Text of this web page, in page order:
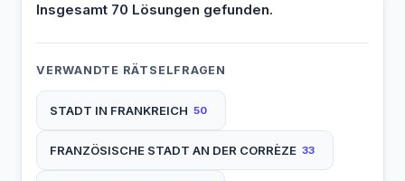
Insgesamt 70 Lösungen gefunden.
VERWANDTE RÄTSELFRAGEN
STADT IN FRANKREICH 50
FRANZÖSISCHE STADT AN DER CORRÈZE 33